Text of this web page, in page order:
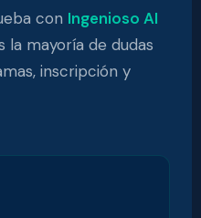
con Ingenioso AI
mayoría de dudas
inscripción y